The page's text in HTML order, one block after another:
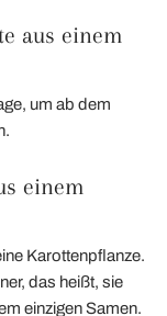
aus einem
um ab dem
einem
Karottenpflanze.
das heißt, sie
einzigen Samen.